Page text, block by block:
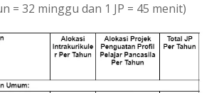
= 32 minggu dan 1 JP = 45 menit)